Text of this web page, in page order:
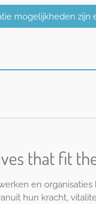
mogelijkheden zijn
that fit
en
hun kracht,